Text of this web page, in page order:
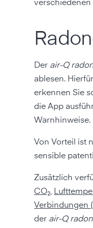
verschiedenen
Der air-Q
ablesen.
erkennen Sie
die App
Warnhinweise.
Von Vorteil ist
sensible
Zusätzlich
CO₂,
Verbindungen
der air-Q radon